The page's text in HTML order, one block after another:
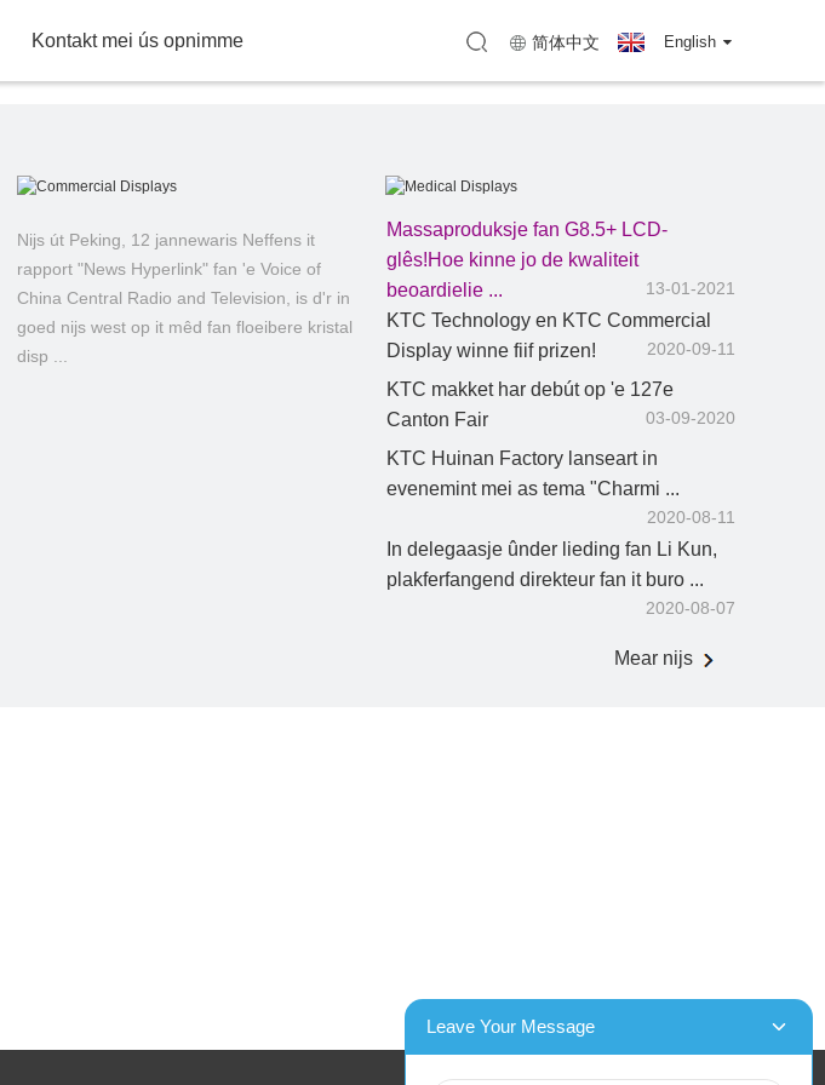
Kontakt mei ús opnimme 简体中文 English
LED TV
Kommersjele
Displays
Medyske displays
Nijs út Peking, 12 jannewaris Neffens it
rapport "News Hyperlink" fan 'e Voice of
China Central Radio and Television, is d'r in
goed nijs west op it mêd fan floeibere kristal
disp ...
Massaproduksje fan G8.5+ LCD-
glês!Hoe kinne jo de kwaliteit
beoardielje ...
13-01-2021
KTC Technology en KTC Commercial
Display winne fiif prizen!
2020-09-11
KTC makket har debút op 'e 127e
Canton Fair
03-09-2020
KTC Huinan Factory lanseart in
evenemint mei as tema "Charmi ...
2020-08-11
In delegaasje ûnder lieding fan Li Kun,
plakferfangend direkteur fan it buro ...
2020-08-07
Mear nijs